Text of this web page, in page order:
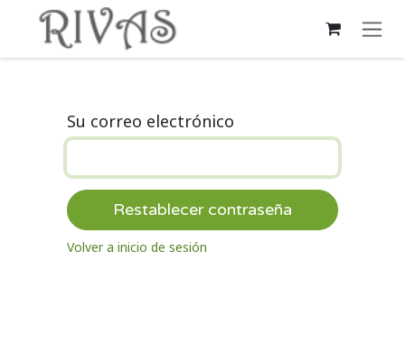
Ir al contenido
Su correo electrónico
Restablecer contraseña
Volver a inicio de sesión